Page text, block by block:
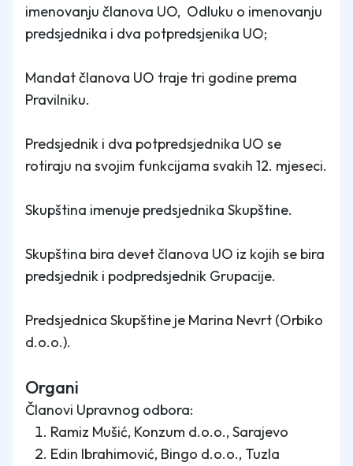
imenovanju članova UO, Odluku o imenovanju
predsjednika i dva potpredsjenika UO;
Mandat članova UO traje tri godine prema
Pravilniku.
Predsjednik i dva potpredsjednika UO se
rotiraju na svojim funkcijama svakih 12. mjeseci.
Skupština imenuje predsjednika Skupštine.
Skupština bira devet članova UO iz kojih se bira
predsjednik i podpredsjednik Grupacije.
Predsjednica Skupštine je Marina Nevrt (Orbiko
d.o.o.).
Organi
Članovi Upravnog odbora:
Ramiz Mušić, Konzum d.o.o., Sarajevo
Edin Ibrahimović, Bingo d.o.o., Tuzla